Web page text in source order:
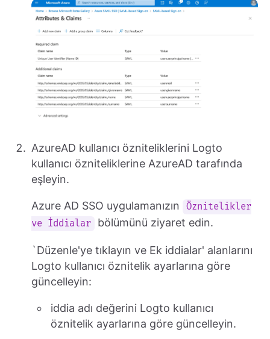
AzureAD kullanıcı özniteliklerini Logto
kullanıcı özniteliklerine AzureAD tarafında
eşleyin.
Azure AD SSO uygulamanızın
Öznitelikler
ve İddialar
bölümünü ziyaret edin.
`Düzenle'ye tıklayın ve Ek iddialar' alanlarını
Logto kullanıcı öznitelik ayarlarına göre
güncelleyin:
iddia adı değerini Logto kullanıcı
öznitelik ayarlarına göre güncelleyin.